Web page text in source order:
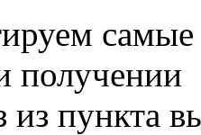
получении
пункта